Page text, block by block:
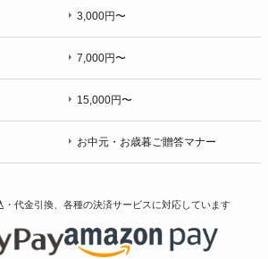
3,000円〜
7,000円〜
15,000円〜
お中元・お歳暮ご贈答マナー
・代金引換、各種の決済サービスに対応しています